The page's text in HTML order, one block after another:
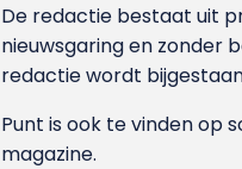
De redactie bestaat uit
nieuwsgaring en zonder
redactie wordt
Punt is ook te vinden op
magazine.